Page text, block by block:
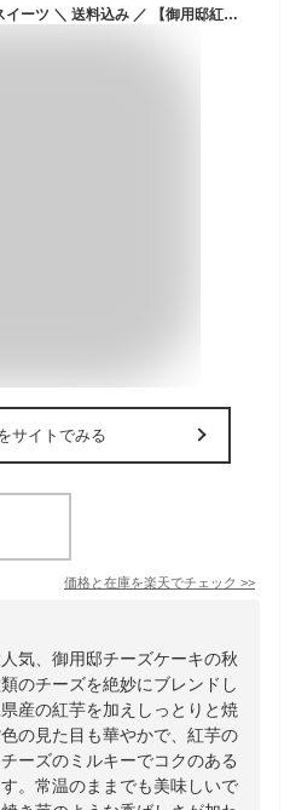
紅芋 濃厚 チーズケーキ 秋限定 スイーツ ＼ 送料込み ／ 【御用邸紅芋チーズケーキ】 チーズガーデン 那須 洋菓子 お祝い お返し お礼 お供え プレゼント
サイトでみる
価格と在庫を楽天でチェック >>
気、御用邸チーズケーキの秋
のチーズを絶妙にブレンドし
産の紅芋を加えしっとりと焼
の見た目も華やかで、紅芋の
ーズのミルキーでコクのある
。常温のままでも美味しいで